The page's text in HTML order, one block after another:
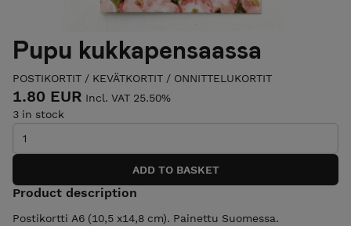
Pupu kukkapensaassa
POSTIKORTIT / KEVÄTKORTIT / ONNITTELUKORTIT
1.80 EUR Incl. VAT 25.50%
3 in stock
Product description
Postikortti A6 (10,5 x14,8 cm). Painettu Suomessa.